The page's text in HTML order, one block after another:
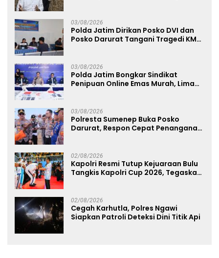
03/08/2026
Polda Jatim Dirikan Posko DVI dan
Posko Darurat Tangani Tragedi KMP
03/08/2026
Polda Jatim Bongkar Sindikat
Penipuan Online Emas Murah, Lima
03/08/2026
Polresta Sumenep Buka Posko
Darurat, Respon Cepat Penanganan
02/08/2026
Kapolri Resmi Tutup Kejuaraan Bulu
Tangkis Kapolri Cup 2026, Tegaskan
02/08/2026
Cegah Karhutla, Polres Ngawi
Siapkan Patroli Deteksi Dini Titik Api